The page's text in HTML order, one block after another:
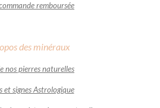
remboursée
des minéraux
nos pierres naturelles
et signes Astrologique